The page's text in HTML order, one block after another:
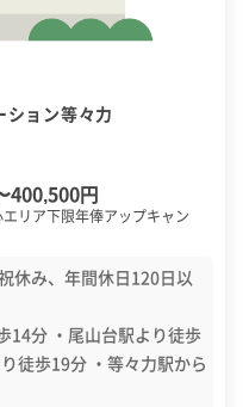
ション等々力
400,500円
エリア下限年俸アップキャン
休み、年間休日120日以
14分 ・尾山台駅より徒歩
徒歩19分 ・等々力駅から